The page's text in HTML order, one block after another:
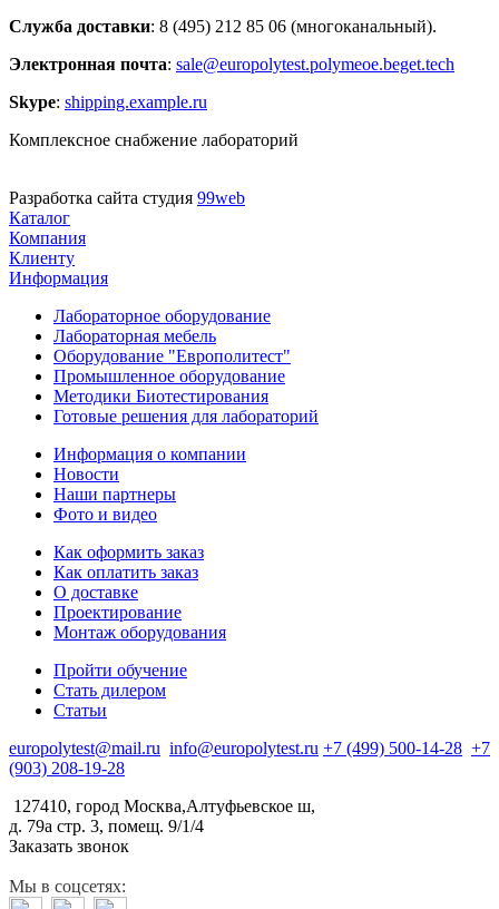
Служба доставки: 8 (495) 212 85 06 (многоканальный).
Электронная почта: sale@europolytest.polymeoe.beget.tech
Skype: shipping.example.ru
Комплексное снабжение лабораторий
Разработка сайта студия 99web
Каталог
Компания
Клиенту
Информация
Лабораторное оборудование
Лабораторная мебель
Оборудование "Европолитест"
Промышленное оборудование
Методики Биотестирования
Готовые решения для лабораторий
Информация о компании
Новости
Наши партнеры
Фото и видео
Как оформить заказ
Как оплатить заказ
О доставке
Проектирование
Монтаж оборудования
Пройти обучение
Стать дилером
Статьи
europolytest@mail.ru info@europolytest.ru +7 (499) 500-14-28 +7
(903) 208-19-28
127410, город Москва,Алтуфьевское ш,
д. 79а стр. 3, помещ. 9/1/4
Заказать звонок
Мы в соцсетях: